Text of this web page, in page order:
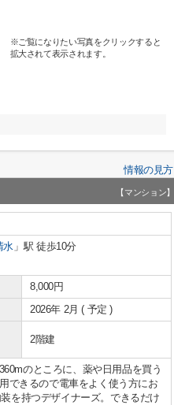
※ご覧になりたい写真をクリックすると
拡大されて表示されます。
情報の見方
【マンション】
水 」駅 徒歩10分
8,000円
2026年 2月 ( 予定 )
2階建
のところに、薬や日用品を買う
できるので電車をよく使う方にお
を持つデザイナーズ。できるだけ